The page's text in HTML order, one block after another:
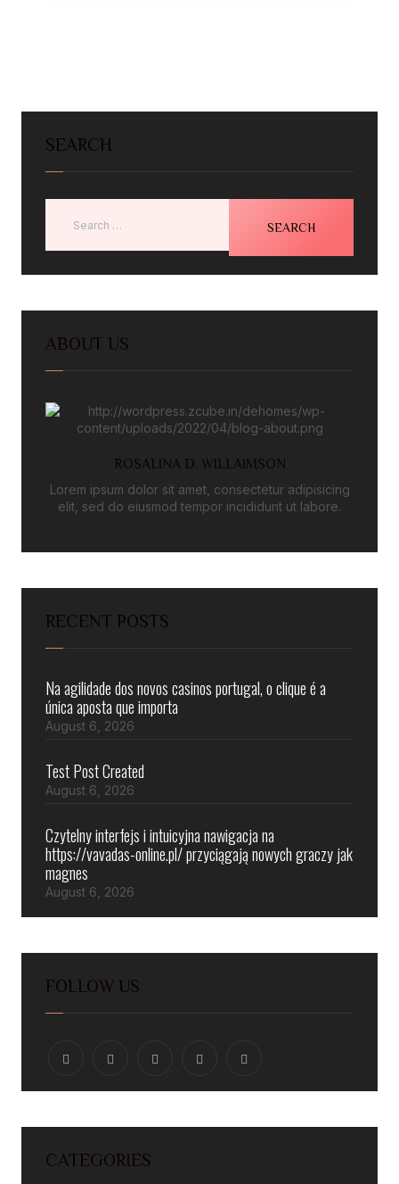
SEARCH
ABOUT US
ROSALINA D. WILLAIMSON
Lorem ipsum dolor sit amet, consectetur adipisicing
elit, sed do eiusmod tempor incididunt ut labore.
RECENT POSTS
Na agilidade dos novos casinos portugal, o clique é a
única aposta que importa
August 6, 2026
Test Post Created
August 6, 2026
Czytelny interfejs i intuicyjna nawigacja na
https://vavadas-online.pl/ przyciągają nowych graczy jak
magnes
August 6, 2026
FOLLOW US
CATEGORIES